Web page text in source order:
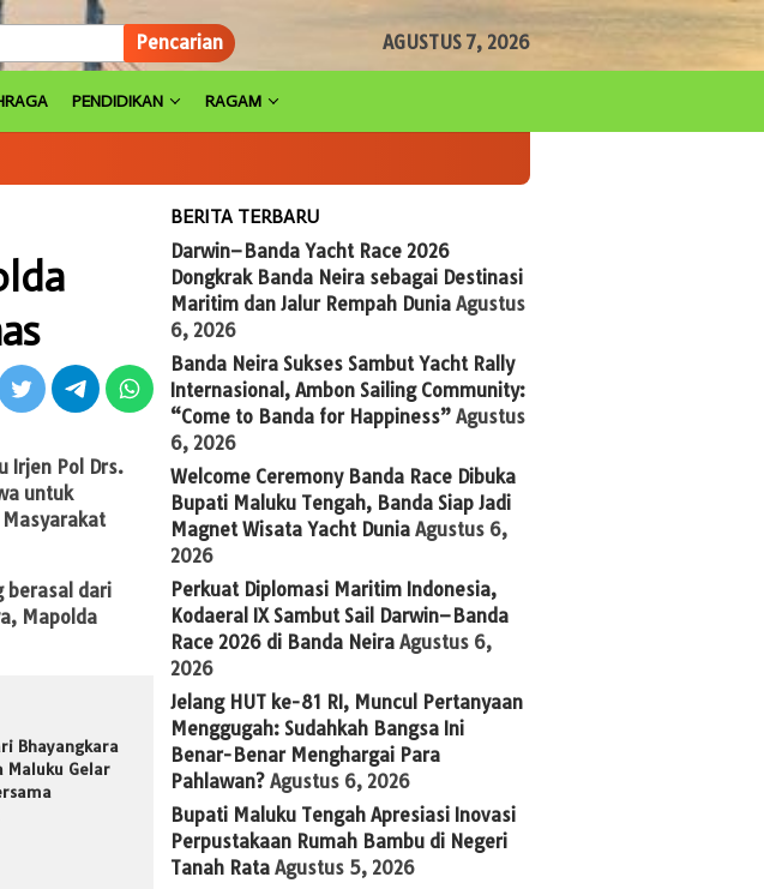
Pencarian AGUSTUS 7, 2026
PENDIDIKAN RAGAM
Irjen Pol Drs.
untuk
berasal dari
Mapolda
Bhayangkara
Maluku Gelar
BERITA TERBARU
Darwin–Banda Yacht Race 2026
Dongkrak Banda Neira sebagai Destinasi
Maritim dan Jalur Rempah Dunia Agustus
6, 2026
Banda Neira Sukses Sambut Yacht Rally
Internasional, Ambon Sailing Community:
“Come to Banda for Happiness” Agustus
6, 2026
Welcome Ceremony Banda Race Dibuka
Bupati Maluku Tengah, Banda Siap Jadi
Magnet Wisata Yacht Dunia Agustus 6,
2026
Perkuat Diplomasi Maritim Indonesia,
Kodaeral IX Sambut Sail Darwin–Banda
Race 2026 di Banda Neira Agustus 6,
2026
Jelang HUT ke-81 RI, Muncul Pertanyaan
Menggugah: Sudahkah Bangsa Ini
Benar-Benar Menghargai Para
Pahlawan? Agustus 6, 2026
Bupati Maluku Tengah Apresiasi Inovasi
Perpustakaan Rumah Bambu di Negeri
Tanah Rata Agustus 5, 2026